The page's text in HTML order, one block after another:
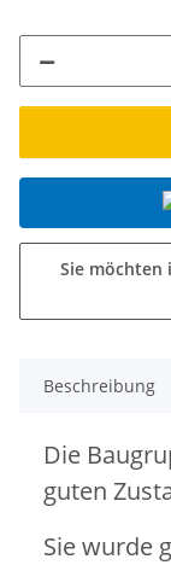
Sie möchten
Beschreibung
Die
guten
Sie wurde